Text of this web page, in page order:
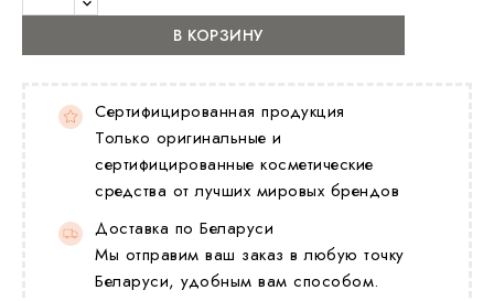
В КОРЗИНУ
Сертифицированная продукция
Только оригинальные и
сертифицированные косметические
средства от лучших мировых брендов
Доставка по Беларуси
Мы отправим ваш заказ в любую точку
Беларуси, удобным вам способом.